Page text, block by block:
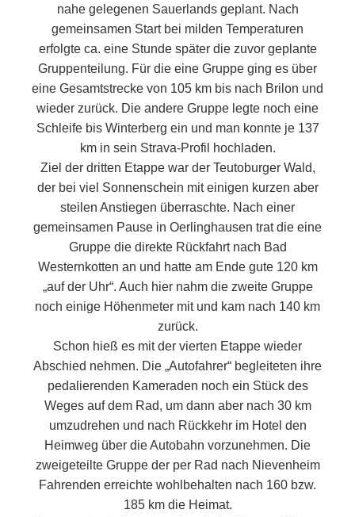
nahe gelegenen Sauerlands geplant. Nach
gemeinsamen Start bei milden Temperaturen
erfolgte ca. eine Stunde später die zuvor geplante
Gruppenteilung. Für die eine Gruppe ging es über
eine Gesamtstrecke von 105 km bis nach Brilon und
wieder zurück. Die andere Gruppe legte noch eine
Schleife bis Winterberg ein und man konnte je 137
km in sein Strava-Profil hochladen.
Ziel der dritten Etappe war der Teutoburger Wald,
der bei viel Sonnenschein mit einigen kurzen aber
steilen Anstiegen überraschte. Nach einer
gemeinsamen Pause in Oerlinghausen trat die eine
Gruppe die direkte Rückfahrt nach Bad
Westernkotten an und hatte am Ende gute 120 km
„auf der Uhr“. Auch hier nahm die zweite Gruppe
noch einige Höhenmeter mit und kam nach 140 km
zurück.
Schon hieß es mit der vierten Etappe wieder
Abschied nehmen. Die „Autofahrer“ begleiteten ihre
pedalierenden Kameraden noch ein Stück des
Weges auf dem Rad, um dann aber nach 30 km
umzudrehen und nach Rückkehr im Hotel den
Heimweg über die Autobahn vorzunehmen. Die
zweigeteilte Gruppe der per Rad nach Nievenheim
Fahrenden erreichte wohlbehalten nach 160 bzw.
185 km die Heimat.